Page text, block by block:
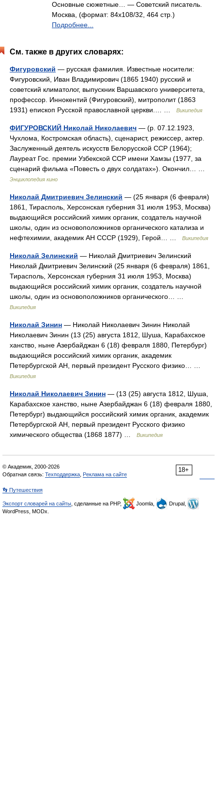
Основные сюжетные… — Советский писатель.
Москва, (формат: 84x108/32, 464 стр.)
Подробнее...
См. также в других словарях:
Фигуровский — русская фамилия. Известные носители:
Фигуровский, Иван Владимирович (1865 1940) русский и
советский климатолог, выпускник Варшавского университета,
профессор. Иннокентий (Фигуровский), митрополит (1863
1931) епископ Русской православной церкви.… …
Википедия
ФИГУРОВСКИЙ Николай Николаевич — (р. 07.12.1923,
Чухлома, Костромская область), сценарист, режиссер, актер.
Заслуженный деятель искусств Белорусской ССР (1964);
Лауреат Гос. премии Узбекской ССР имени Хамзы (1977, за
сценарий фильма «Повесть о двух солдатах»). Окончил… …
Энциклопедия кино
Николай Дмитриевич Зелинский — (25 января (6 февраля)
1861, Тирасполь, Херсонская губерния 31 июля 1953, Москва)
выдающийся российский химик органик, создатель научной
школы, один из основоположников органического катализа и
нефтехимии, академик АН СССР (1929), Герой… …
Википедия
Николай Зелинский — Николай Дмитриевич Зелинский
Николай Дмитриевич Зелинский (25 января (6 февраля) 1861,
Тирасполь, Херсонская губерния 31 июля 1953, Москва)
выдающийся российский химик органик, создатель научной
школы, один из основоположников органического… …
Википедия
Николай Зинин — Николай Николаевич Зинин Николай
Николаевич Зинин (13 (25) августа 1812, Шуша, Карабахское
ханство, ныне Азербайджан 6 (18) февраля 1880, Петербург)
выдающийся российский химик органик, академик
Петербургской АН, первый президент Русского физико… …
Википедия
Николай Николаевич Зинин — (13 (25) августа 1812, Шуша,
Карабахское ханство, ныне Азербайджан 6 (18) февраля 1880,
Петербург) выдающийся российский химик органик, академик
Петербургской АН, первый президент Русского физико
химического общества (1868 1877) …
Википедия
18+
© Академик, 2000-2026
Обратная связь: Техподдержка Реклама на сайте
👣 Путешествия
Экспорт словарей на сайты , сделанные на PHP, Joomla,
Drupal,
WordPress, MODx.